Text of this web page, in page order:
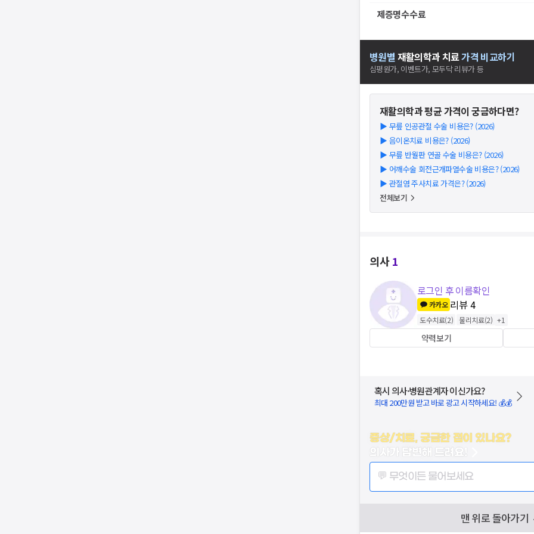
제증명수수료
병원별 재활의학과치료가격 비교하기
심평원가, 이벤트가, 모두닥 리뷰가 등
재활의학과평균 가격이 궁금하다면?
▶ 무릎 인공관절 수술 비용은? (2026)
▶ 음이온치료 비용은? (2026)
▶ 무릎 반월판 연골 수술 비용은? (2026)
▶ 어깨수술 회전근개파열수술 비용은? (2026)
▶ 관절염 주사치료 가격은? (2026)
전체보기
의사1
로그인 후 이름확인
카카오 리뷰4
도수치료(2) 물리치료(2) +1
약력보기
혹시 의사·병원관계자 이신가요?
최대 200만원 받고 바로 광고 시작하세요! 💰💰
증상/치료, 궁금한 점이 있나요?
의사가 답변해 드려요!
💬 무엇이든 물어보세요
맨 위로 돌아가기